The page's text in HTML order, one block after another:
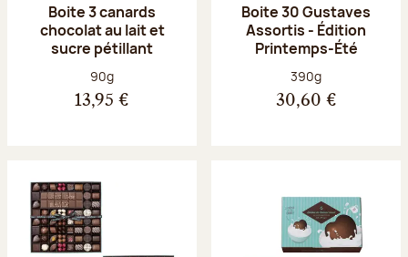
Boite 3 canards
chocolat au lait et
sucre pétillant
Poids net :
90g
13,95 €
Boite 30 Gustaves
Assortis - Édition
Printemps-Été
Poids net :
390g
30,60 €